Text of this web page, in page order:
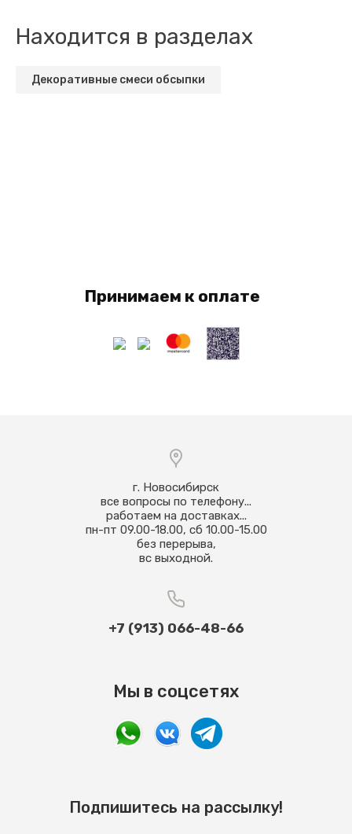
Находится в разделах
Декоративные смеси обсыпки
Принимаем к оплате
г. Новосибирск
все вопросы по телефону...
работаем на доставках...
пн-пт 09.00-18.00, сб 10.00-15.00
без перерыва,
вс выходной.
+7 (913) 066-48-66
Мы в соцсетях
Подпишитесь на рассылку!